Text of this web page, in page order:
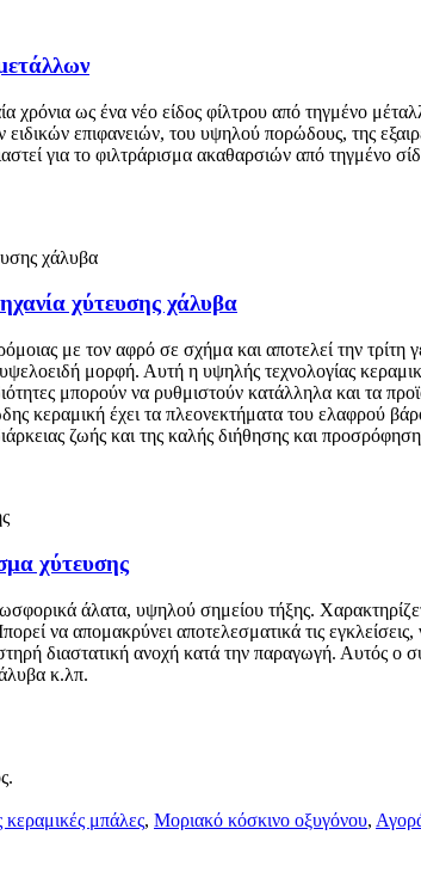
χρόνια ως ένα νέο είδος φίλτρου από τηγμένο
επιφανειών, του υψηλού πορώδους, της
για το φιλτράρισμα ακαθαρσιών από τηγμένο
χύτευσης χάλυβα
με τον αφρό σε σχήμα και αποτελεί την
μορφή. Αυτή η υψηλής τεχνολογίας
μπορούν να ρυθμιστούν κατάλληλα και τα
κεραμική έχει τα πλεονεκτήματα του ελαφρού
ζωής και της καλής διήθησης και
χύτευσης
άλατα, υψηλού σημείου τήξης.
να απομακρύνει αποτελεσματικά τις
διαστατική ανοχή κατά την παραγωγή. Αυτός
κ.λπ.
κεραμικές μπάλες, Μοριακό κόσκινο οξυγόνου,